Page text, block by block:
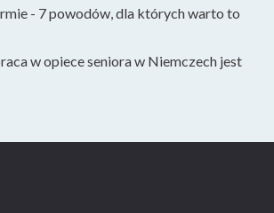
- 7 powodów, dla których warto to
w opiece seniora w Niemczech jest